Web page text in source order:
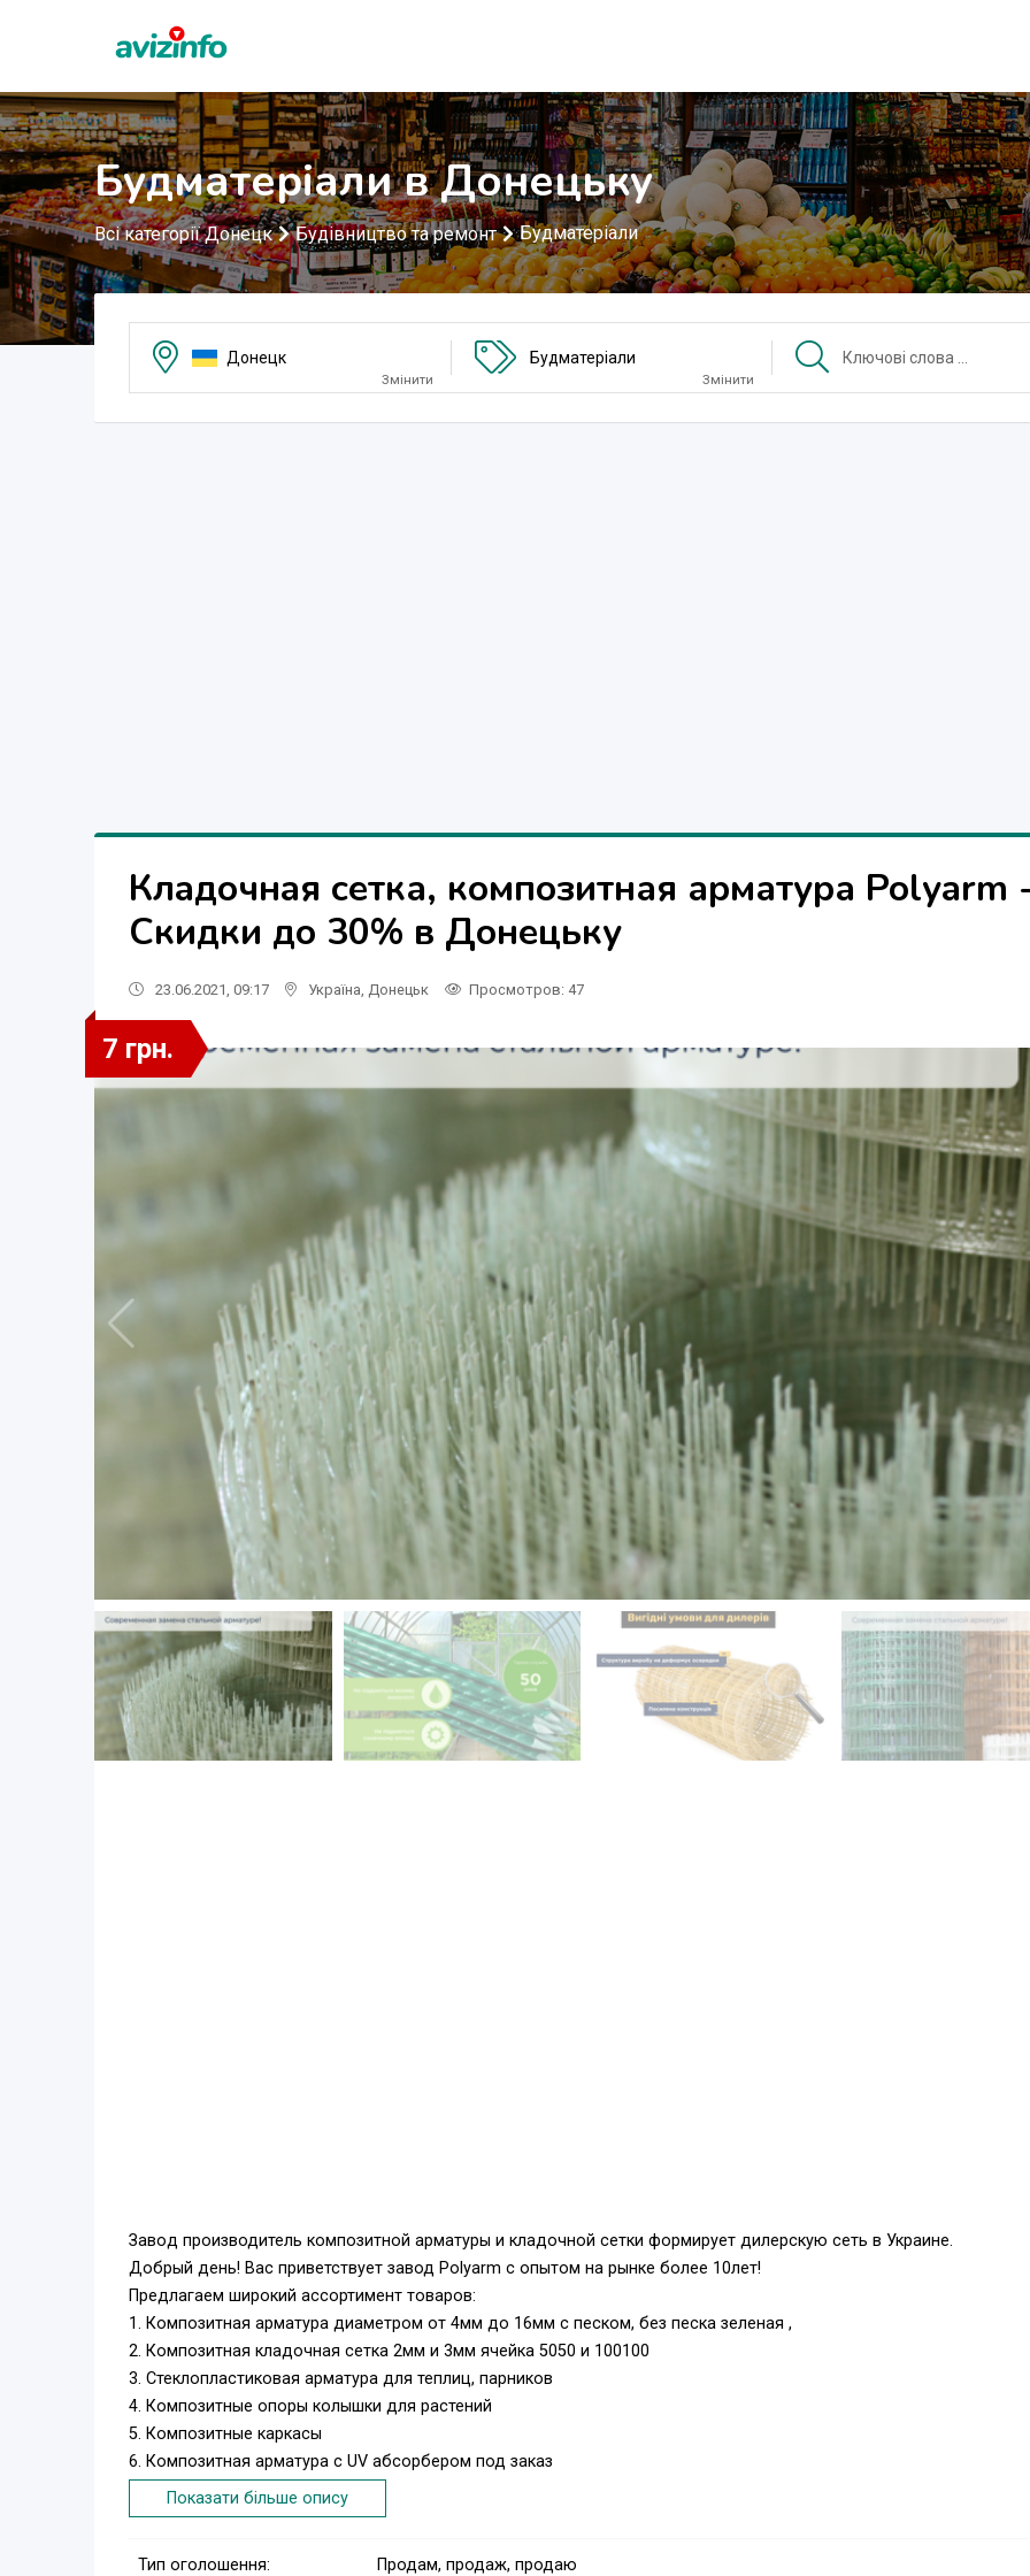
Будматеріали в Донецьку
Всі категорії Донецк Будівництво та ремонт Будматеріали
Донецк
Змінити
Будматеріали
Змінити
Клaдoчнaя ceтка, композитная арматура Polyarm
Скидки до 30% в Донецьку
23.06.2021, 09:17 Україна Донецьк Просмотров: 47
7 грн.
Зaвoд производитель композитной арматуры и кладочной сетки формирует дилерскую сеть в Украине.
Добрый день! Вас приветствует завод Polyarm с опытом на рынке более 10лет!
Предлагаем широкий ассортимент товаров:
1. Композитная арматура диаметром от 4мм до 16мм с песком, без песка зеленая ,
2. Композитная кладочная сетка 2мм и 3мм ячейка 5050 и 100100
3. Стеклопластиковая арматура для теплиц, парников
4. Композитные опоры колышки для растений
5. Композитные кaркасы
6. Композитная арматура с UV абсорбером под заказ
Скидки до 30%.
в частности - композитную арматуру 10мм из
Показати більше опису
Тип оголошення:
Продам, продаж, продаю